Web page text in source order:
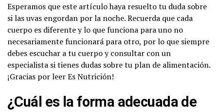
Esperamos que este artículo haya resuelto tu duda sobre
si las uvas engordan por la noche. Recuerda que cada
cuerpo es diferente y lo que funciona para uno no
necesariamente funcionará para otro, por lo que siempre
debes escuchar a tu cuerpo y consultar con un
especialista si tienes dudas sobre tu plan de alimentación.
¡Gracias por leer Es Nutrición!
¿Cuál es la forma adecuada de